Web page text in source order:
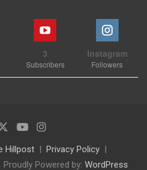
3
Subscribers
Instagram
Followers
Hillpost
Privacy Policy
Proudly Powered by: WordPress